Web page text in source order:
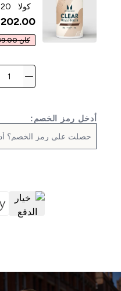
كولا
20حصة
202.00 AED‎
كان 289.00 AED
أدخل رمز الخصم: